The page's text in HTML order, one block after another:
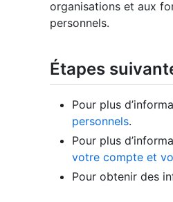
organisations et aux
personnels.
Étapes
Pour plus
personnels.
Pour plus
votre compte et
Pour obtenir des